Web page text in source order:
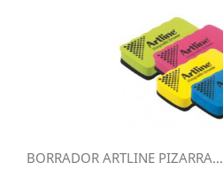
BORRADOR ARTLINE PIZARRA...